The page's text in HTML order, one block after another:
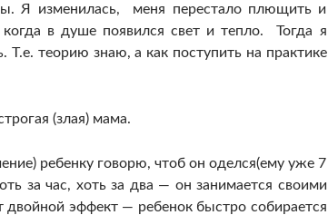
Я изменилась, меня перестало плющить и
в душе появился свет и тепло. Тогда я
теорию знаю, а как поступить на практике
(злая) мама.
ребенку говорю, чтоб он оделся(ему уже 7
за час, хоть за два — он занимается своими
эффект — ребенок быстро собирается